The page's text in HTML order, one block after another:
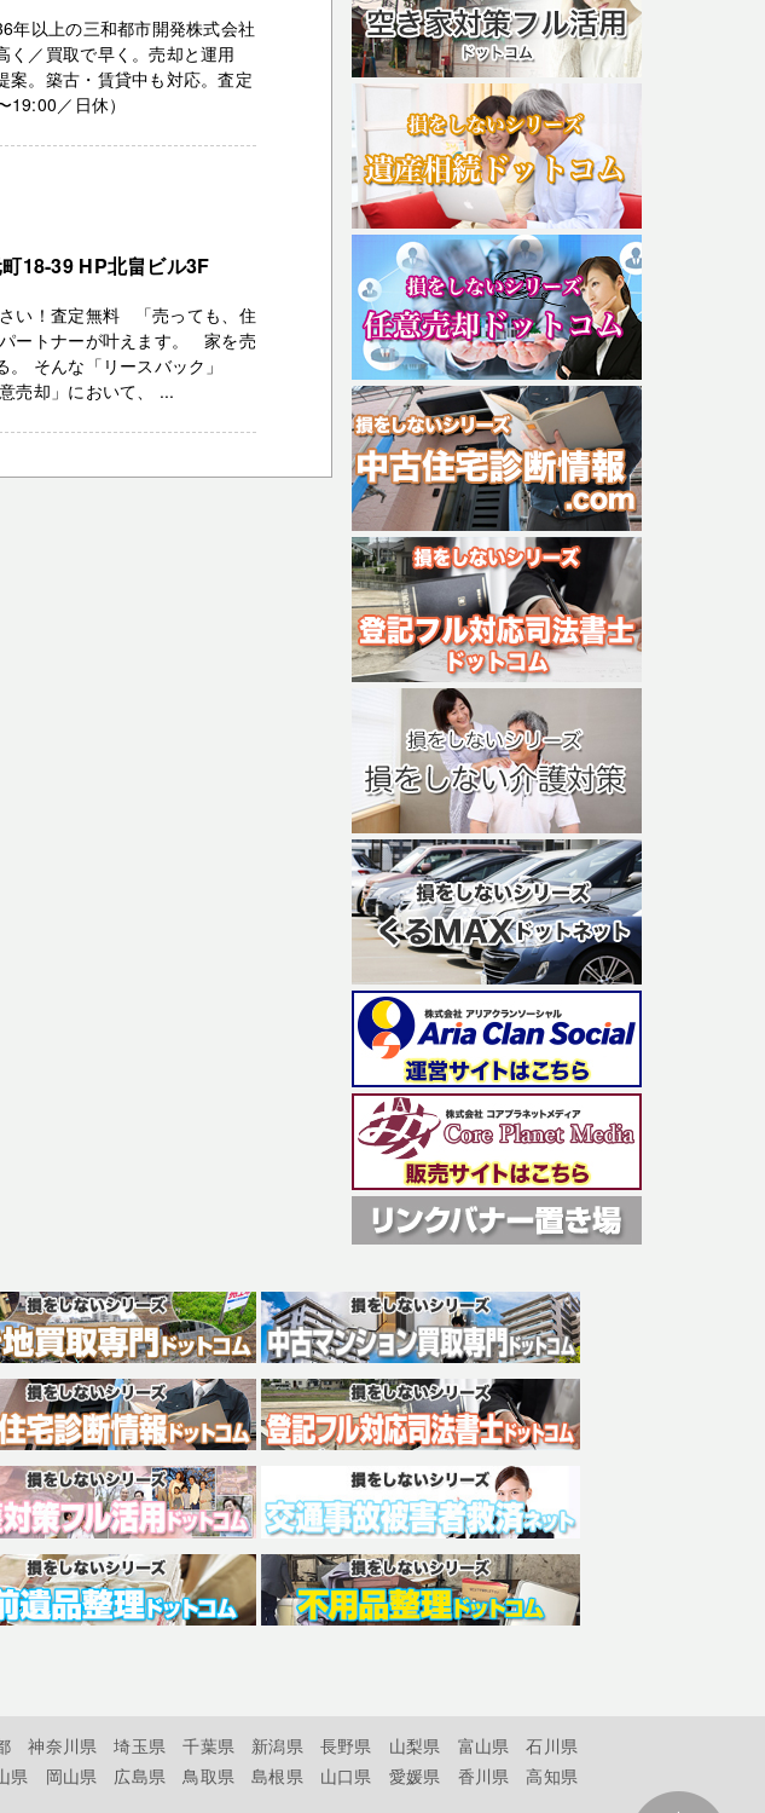
年以上の三和都市開発株式会社
く／買取で早く。売却と運用
案。築古・賃貸中も対応。査定
／日休）
18-39 HP北畠ビル3F
い！査定無料 「売っても、住
ートナーが叶えます。 家を売
そんな「リースバック」
売却」において、 ...
神奈川県 埼玉県 千葉県 新潟県 長野県 山梨県 富山県
石川県
県 岡山県 広島県 鳥取県 島根県 山口県 愛媛県 香川県
高知県